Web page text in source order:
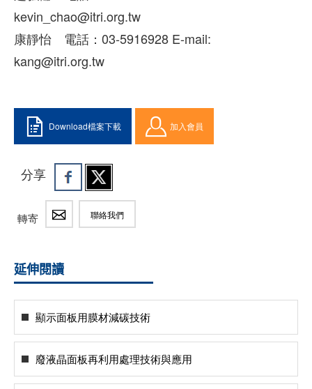
kevin_chao@itri.org.tw
康靜怡 電話：03-5916928 E-mail:
kang@itri.org.tw
Download檔案下載 加入會員
分享
轉寄 聯絡我們
延伸閱讀
顯示面板用膜材減碳技術
廢液晶面板再利用處理技術與應用